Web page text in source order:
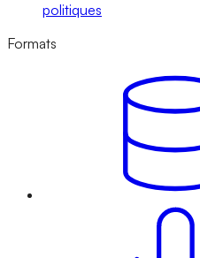
politiques
Formats